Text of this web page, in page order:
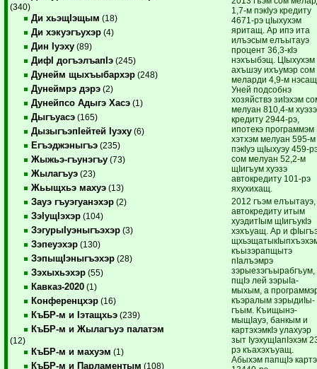
(340)
Ди хьэщIэщым (18)
Ди хэкуэгъухэр (4)
Дин Iуэху (89)
ДифI догъэлъапIэ (245)
Дунейм щыхъыбархэр (248)
Дунеймрэ дэрэ (2)
Дунейпсо Адыгэ Хасэ (1)
Дыгъуасэ (165)
ДызыгъэпIейтей Iуэху (6)
Егъэджэныгъэ (235)
Жыжьэ-гъунэгъу (73)
Жылагъуэ (23)
Жьыщхьэ махуэ (13)
Зауэ гъуэгуанэхэр (2)
ЗэIущIэхэр (104)
ЗэгурыIуэныгъэхэр (3)
Зэпеуэхэр (130)
ЗэпыщIэныгъэхэр (28)
Зэхыхьэхэр (55)
Кавказ-2020 (1)
Конференцхэр (16)
КъБР-м и Iэтащхьэ (239)
КъБР-м и Жылагъуэ палатэм
(12)
КъБР-м и махуэм (1)
КъБР-м и Парламентым (108)
1,7-м пэкIуэ кредиту
4671-рэ цIыхухэм
яритащ. Ар ипэ ита
илъэсым елъы­тауэ
процент 36,3-кIэ
нэхъыбэщ. ЦIыхухэм
ахъшэу ихъумэр сом
меларди 4,9-м
Уней подсобнэ
хозяйствэ зиIэ­хэм
мелуан 810,4-м хуэзэ
кредиту 2944-рэ,
ипотекэ программэм
хэтхэм мелуан 595-м
пэкIуэ щIыхуэу 459-
сом мел­уан 52,2-м
щIигъум хуэзэ
автокредиту 101-рэ
яхухихащ.
2012 гъэм елъытауэ,
автокредиту итым
хуэди­тIым щIигъу­кIэ
хэхъуащ. Ар и
къызэрапщытэ
пIалъэмрэ
зэрыезэгъырабгъум,
пщIэ лей зэры­Iа­
мыхым, а
къэралым зэрыдиIы­
гъым. Къи­щы­нэ­
мыщIауэ, банкым и
картэхэмкIэ улахуэр
зыт Iуэху­щIа­пIэхэм
рэ къахэхъуащ.
Абыхэм папщIэ картэ